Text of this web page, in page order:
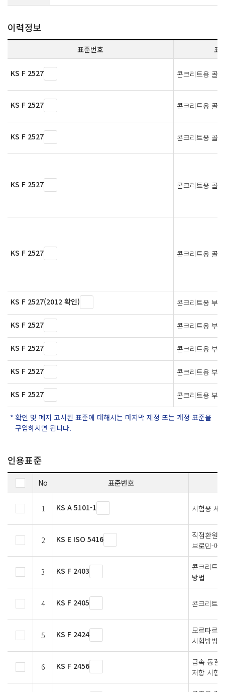
이력정보
표준번호 표
KS F 2527 콘크리트용 골재
KS F 2527 콘크리트용 골재
KS F 2527 콘크리트용 골재
KS F 2527 콘크리트용 골재
KS F 2527 콘크리트용 골재
KS F 2527(2012 확인) 콘크리트용 부
KS F 2527 콘크리트용 부
KS F 2527 콘크리트용 부
KS F 2527 콘크리트용 부
KS F 2527 콘크리트용 부
확인 및 폐지 고시된 표준에 대해서는 마지막 제정 또는 개정 표준을
구입하시면 됩니다.
인용표준
No 표준번호
1 KS A 5101-1 시험용 체
2 KS E ISO 5416
직접환원
브로민-메
3 KS F 2403
콘크리트
방법
4 KS F 2405 콘크리트
5 KS F 2424
모르타르
시험방법
6 KS F 2456
급속 동결
저항 시험